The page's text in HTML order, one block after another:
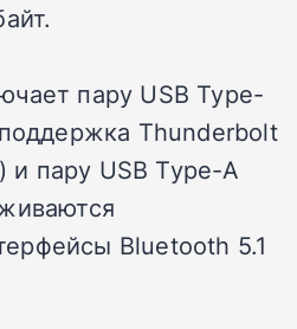
пару USB Type-
Thunderbolt
и пару USB Type-A
Bluetooth 5.1